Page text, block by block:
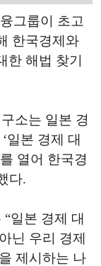
그룹이 초고
한국경제와
한 해법 찾기
소는 일본 경
일본 경제 대
열어 한국경
다.
일본 경제 대
닌 우리 경제
제시하는 나